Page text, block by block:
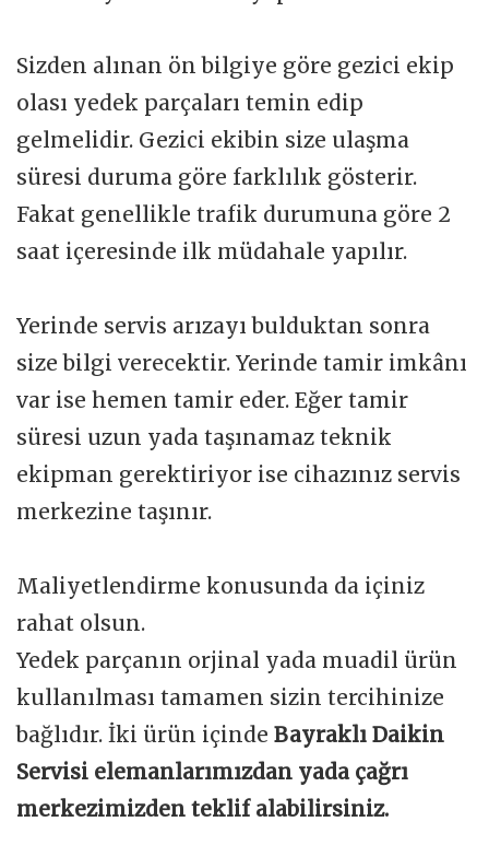
Sizden alınan ön bilgiye göre gezici ekip
olası yedek parçaları temin edip
gelmelidir. Gezici ekibin size ulaşma
süresi duruma göre farklılık gösterir.
Fakat genellikle trafik durumuna göre 2
saat içeresinde ilk müdahale yapılır.
Yerinde servis arızayı bulduktan sonra
size bilgi verecektir. Yerinde tamir imkânı
var ise hemen tamir eder. Eğer tamir
süresi uzun yada taşınamaz teknik
ekipman gerektiriyor ise cihazınız servis
merkezine taşınır.
Maliyetlendirme konusunda da içiniz
rahat olsun.
Yedek parçanın orjinal yada muadil ürün
kullanılması tamamen sizin tercihinize
bağlıdır. İki ürün içinde Bayraklı Daikin
Servisi elemanlarımızdan yada çağrı
merkezimizden teklif alabilirsiniz.